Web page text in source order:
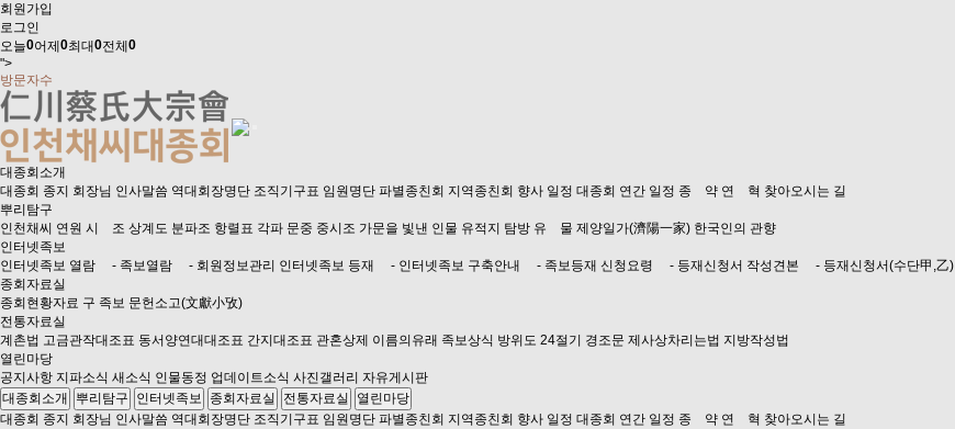
회원가입
로그인
오늘0어제 0최대0전체 0
">
방문자수
대종회소개
대종회 종지 회장님 인사말씀 역대회장명단 조직기구표 임원명단 파별종친회 지역종친회 향사 일정 대종회 연간 일정 종 약 연 혁 찾아오시는 길
뿌리탐구
인천채씨 연원 시 조 상계도 분파조 항렬표 각파 문중 중시조 가문을 빛낸 인물 유적지 탐방 유 물 제양일가(濟陽一家) 한국인의 관향
인터넷족보
인터넷족보 열람
- 족보열람 - 회원정보관리 인터넷족보 등재 - 인터넷족보 구축안내 - 족보등재 신청요령 - 등재신청서 작성견본 - 등재신청서(수단甲,乙)
종회자료실
종회현황자료 구 족보 문헌소고(文獻小攷)
전통자료실
계촌법 고금관작대조표 동서양연대대조표 간지대조표 관혼상제 이름의유래 족보상식 방위도 24절기 경조문 제사상차리는법 지방작성법
열린마당
공지사항 지파소식 새소식 인물동정 업데이트소식 사진갤러리 자유게시판
대종회소개
뿌리탐구 인터넷족보 종회자료실 전통자료실
열린마당
대종회 종지 회장님 인사말씀 역대회장명단 조직기구표 임원명단 파별종친회 지역종친회 향사 일정 대종회 연간 일정 종 약 연 혁 찾아오시는 길